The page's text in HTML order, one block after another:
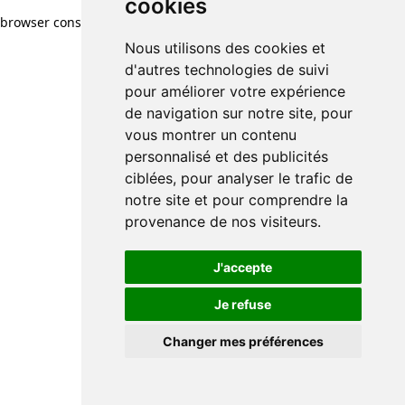
cookies
Nous utilisons des cookies et
d'autres technologies de suivi
pour améliorer votre expérience
de navigation sur notre site, pour
vous montrer un contenu
personnalisé et des publicités
ciblées, pour analyser le trafic de
notre site et pour comprendre la
provenance de nos visiteurs.
J'accepte
Je refuse
Changer mes préférences
browser console for more information)